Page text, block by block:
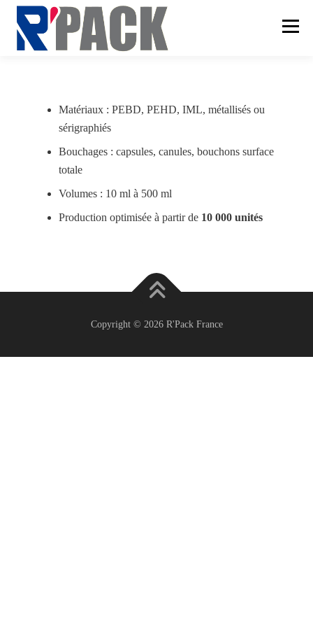
Aller
contenu
Menu
CONDITIONNEMENT
CONTACT
Matériaux : PEBD, PEHD, IML, métallisés ou
sérigraphiés
Bouchages : capsules, canules, bouchons surface
totale
Volumes : 10 ml à 500 ml
Production optimisée à partir de 10 000 unités
Copyright © 2026 R'Pack France